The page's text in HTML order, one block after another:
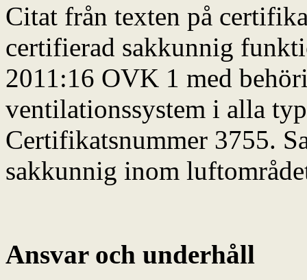
Citat från texten på
certifierad sakkunnig
2011:16 OVK 1 med
ventilationssystem i alla
Certifikatsnummer 3755.
sakkunnig inom
Ansvar och underhåll